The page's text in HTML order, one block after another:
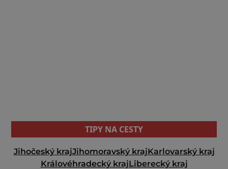
TIPY NA CESTY
Jihočeský krajJihomoravský krajKarlovarský kraj
Královéhradecký krajLiberecký kraj